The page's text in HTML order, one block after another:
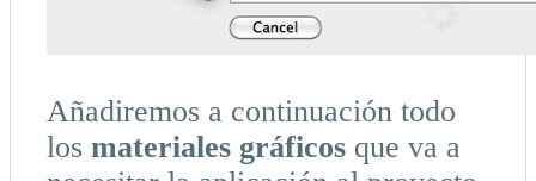
Añadiremos a continuación todo
los materiales gráficos que va a